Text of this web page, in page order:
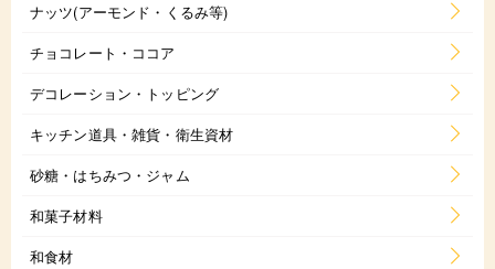
ナッツ(アーモンド・くるみ等)
チョコレート・ココア
デコレーション・トッピング
キッチン道具・雑貨・衛生資材
砂糖・はちみつ・ジャム
和菓子材料
和食材